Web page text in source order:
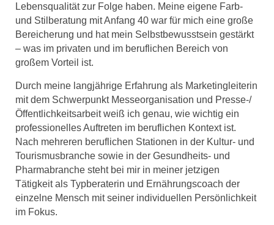
Lebensqualität zur Folge haben. Meine eigene Farb-
und Stilberatung mit Anfang 40 war für mich eine große
Bereicherung und hat mein Selbstbewusstsein gestärkt
– was im privaten und im beruflichen Bereich von
großem Vorteil ist.
Durch meine langjährige Erfahrung als Marketingleiterin
mit dem Schwerpunkt Messeorganisation und Presse-/
Öffentlichkeitsarbeit weiß ich genau, wie wichtig ein
professionelles Auftreten im beruflichen Kontext ist.
Nach mehreren beruflichen Stationen in der Kultur- und
Tourismusbranche sowie in der Gesundheits- und
Pharmabranche steht bei mir in meiner jetzigen
Tätigkeit als Typberaterin und Ernährungscoach der
einzelne Mensch mit seiner individuellen Persönlichkeit
im Fokus.